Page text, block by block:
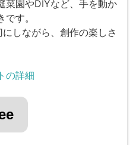
菜園やDIYなど、手を動か
す。
しながら、創作の楽しさ
の詳細